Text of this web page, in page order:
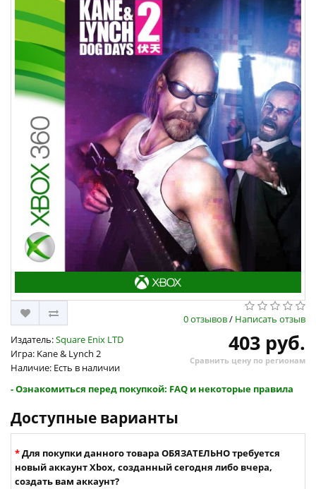
0 отзывов/ Написать отзыв
Издатель:Square Enix LTD
Игра: Kane & Lynch 2
Наличие: Есть в наличии
403 руб.
Сравнить цену по регионам
- Ознакомиться перед покупкой: FAQ и некоторые правила
Доступные варианты
Для покупки данного товара ОБЯЗАТЕЛЬНО требуется
новый аккаунт Xbox, созданный сегодня либо вчера,
создать вам аккаунт?